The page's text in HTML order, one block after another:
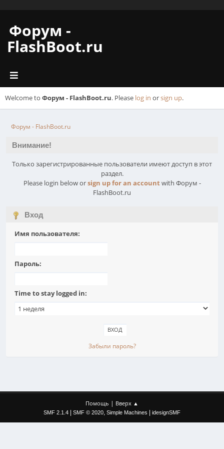
Форум -
FlashBoot.ru
Welcome to Форум - FlashBoot.ru. Please log in orsign up.
Форум - FlashBoot.ru
Внимание!
Только зарегистрированные пользователи имеют доступ в этот
раздел.
Please login below orsign up for an accountwith Форум -
FlashBoot.ru
Вход
Имя пользователя:
Пароль:
Time to stay logged in:
Забыли пароль?
Помощь | Вверх ▲
SMF 2.1.4 SMF © 2020, Simple Machines idesignSMF